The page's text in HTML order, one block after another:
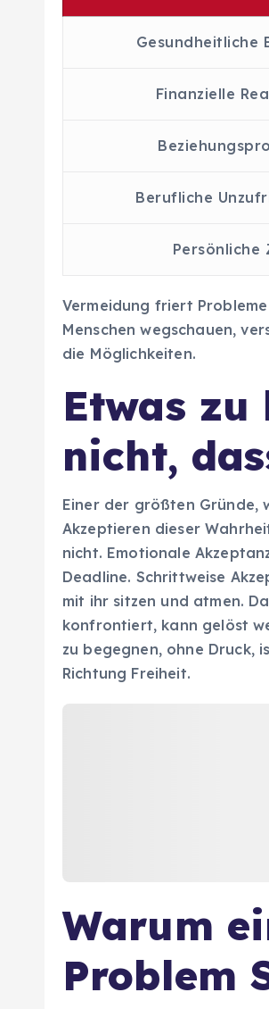
Gesundheitliche
Finanzielle
Berufliche
Persönliche
Vermeidung friert
Menschen wegschauen,
die Möglichkeiten.
Etwas
nicht,
Einer der größten Gründe,
Akzeptieren dieser
nicht. Emotionale
Deadline. Schrittweise
mit ihr sitzen und atmen.
konfrontiert, kann gelöst
zu begegnen, ohne Druck,
Richtung Freiheit.
Warum
Problem